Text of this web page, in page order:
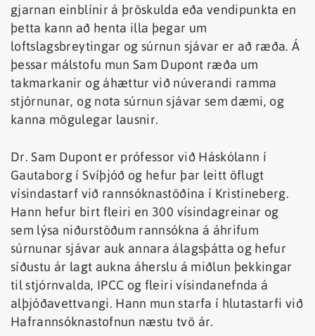
gjarnan einblínir á þröskulda eða vendipunkta en
þetta kann að henta illa þegar um
loftslagsbreytingar og súrnun sjávar er að ræða. Á
þessar málstofu mun Sam Dupont ræða um
takmarkanir og áhættur við núverandi ramma
stjórnunar, og nota súrnun sjávar sem dæmi, og
kanna mögulegar lausnir.
Dr. Sam Dupont er prófessor við Háskólann í
Gautaborg í Svíþjóð og hefur þar leitt öflugt
vísindastarf við rannsóknastöðina í Kristineberg.
Hann hefur birt fleiri en 300 vísindagreinar og
sem lýsa niðurstöðum rannsókna á áhrifum
súrnunar sjávar auk annara álagsþátta og hefur
síðustu ár lagt aukna áherslu á miðlun þekkingar
til stjórnvalda, IPCC og fleiri vísindanefnda á
alþjóðavettvangi. Hann mun starfa í hlutastarfi við
Hafrannsóknastofnun næstu tvö ár.